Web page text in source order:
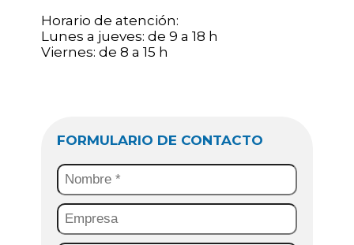
Horario de atención:
Lunes a jueves: de 9 a 18 h
Viernes: de 8 a 15 h
FORMULARIO DE CONTACTO